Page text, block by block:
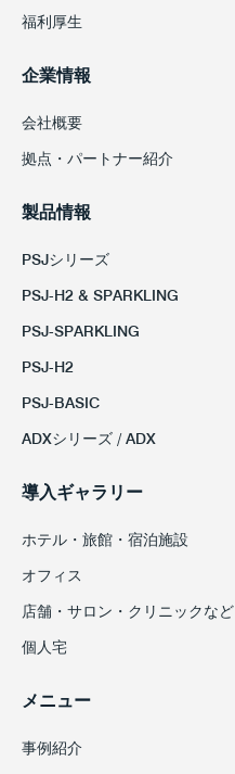
福利厚生
企業情報
会社概要
拠点・パートナー紹介
製品情報
PSJシリーズ
PSJ-H2 & SPARKLING
PSJ-SPARKLING
PSJ-H2
PSJ-BASIC
ADXシリーズ / ADX
導入ギャラリー
ホテル・旅館・宿泊施設
オフィス
店舗・サロン・クリニックなど
個人宅
メニュー
事例紹介